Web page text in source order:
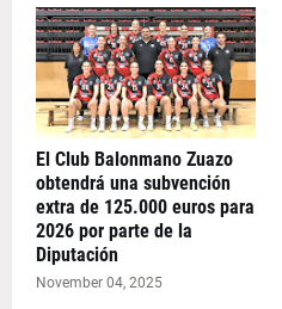
El Club Balonmano Zuazo
obtendrá una subvención
extra de 125.000 euros para
2026 por parte de la
Diputación
November 04, 2025